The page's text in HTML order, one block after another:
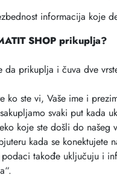
informacija koje
SHOP prikuplja?
da prikuplja i čuva dve
ko ste vi, Vaše ime i
svaki put kada
koje ste došli do
kada se konektujete
takođe uključuju i